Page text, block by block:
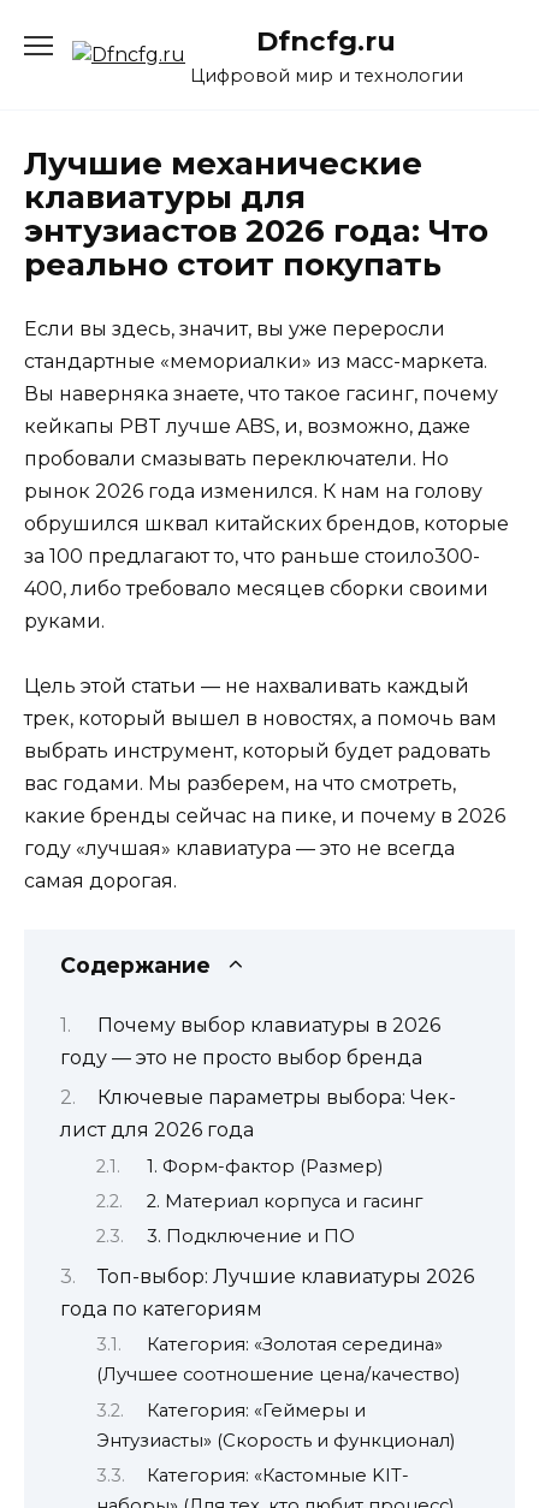
содержанию
Dfncfg.ru
Цифровой мир и технологии
Лучшие механические
клавиатуры для
энтузиастов 2026 года: Что
реально стоит покупать
Если вы здесь, значит, вы уже переросли
стандартные «мемориалки» из масс-маркета.
Вы наверняка знаете, что такое гасинг, почему
кейкапы PBT лучше ABS, и, возможно, даже
пробовали смазывать переключатели. Но
рынок 2026 года изменился. К нам на голову
обрушился шквал китайских брендов, которые
за 100 предлагают то, что раньше стоило300-
400, либо требовало месяцев сборки своими
руками.
Цель этой статьи — не нахваливать каждый
трек, который вышел в новостях, а помочь вам
выбрать инструмент, который будет радовать
вас годами. Мы разберем, на что смотреть,
какие бренды сейчас на пике, и почему в 2026
году «лучшая» клавиатура — это не всегда
самая дорогая.
Содержание
Почему выбор клавиатуры в 2026
году — это не просто выбор бренда
Ключевые параметры выбора: Чек-
лист для 2026 года
1. Форм-фактор (Размер)
2. Материал корпуса и гасинг
3. Подключение и ПО
Топ-выбор: Лучшие клавиатуры 2026
года по категориям
Категория: «Золотая середина»
(Лучшее соотношение цена/качество)
Категория: «Геймеры и
Энтузиасты» (Скорость и функционал)
Категория: «Кастомные KIT-